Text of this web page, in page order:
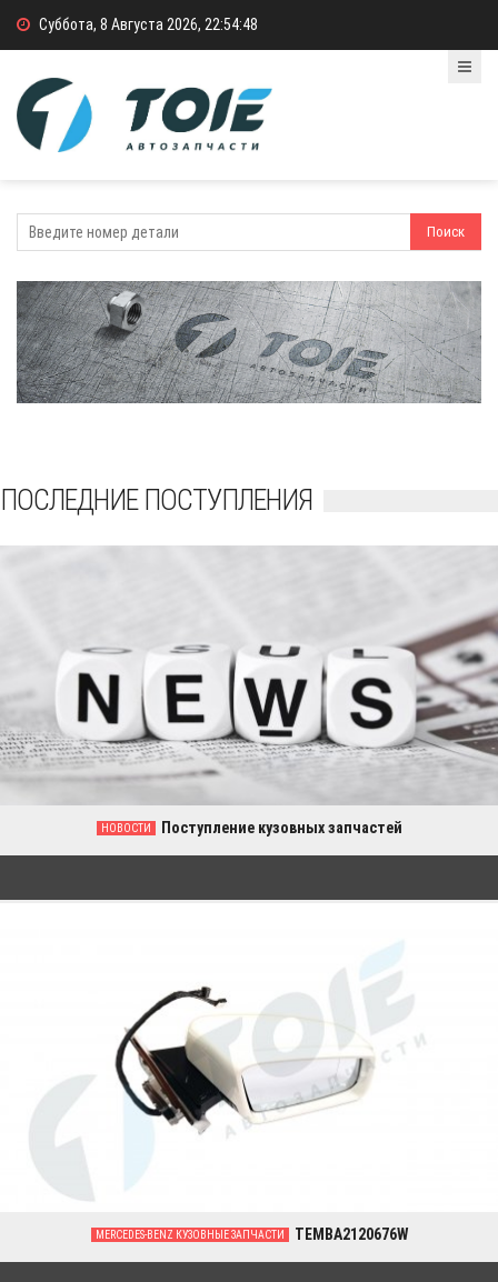
Суббота, 8 Августа 2026, 22:54:49
ПОСЛЕДНИЕ ПОСТУПЛЕНИЯ
НОВОСТИ Поступление кузовных запчастей
MERCEDES-BENZ КУЗОВНЫЕ ЗАПЧАСТИ TEMBA2120676W